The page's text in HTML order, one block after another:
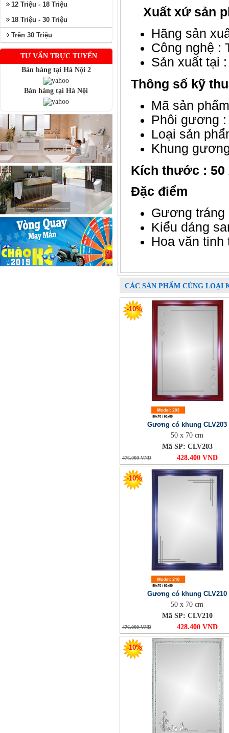
12 Triệu - 18 Triệu
18 Triệu - 30 Triệu
Trên 30 Triệu
TƯ VẤN TRỰC TUYẾN
Bán hàng tại Hà Nội 2
Bán hàng tại Hà Nội
Xuất xứ sản
Hãng sản
Công nghệ :
Sản xuất tại
Thông số kỹ
Mã sản
Phôi gương
Loại sản
Khung
Kích thước : 50
Đặc điểm
Gương
Kiểu dáng
Hoa văn
CÁC SẢN PHẨM CÙNG LOẠI
-10%
Gương có khung CLV203
50 x 70 cm
Mã SP: CLV203
476.000 VND 428.400 VND
-10%
Gương có khung CLV210
50 x 70 cm
Mã SP: CLV210
476.000 VND 428.400 VND
-10%